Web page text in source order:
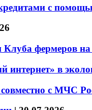
с
фермеров
в
с МЧС